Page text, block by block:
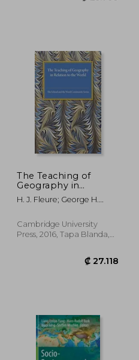
The Teaching of
Geography in
Relation to the World
Community (en
H. J. Fleure; George H.
Cambridge University
Press, 2016, Tapa Blanda,